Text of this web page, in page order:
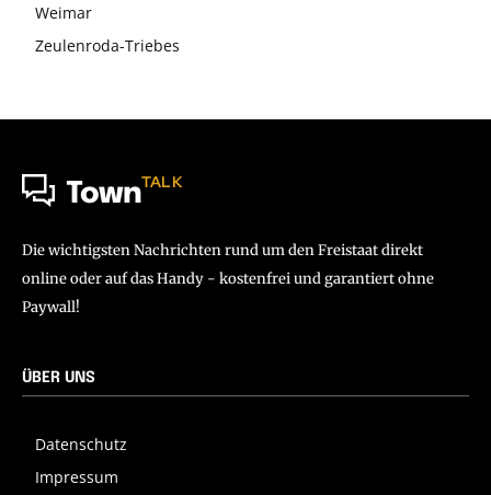
Weimar
Zeulenroda-Triebes
TownTALK
Die wichtigsten Nachrichten rund um den Freistaat direkt
online oder auf das Handy - kostenfrei und garantiert ohne
Paywall!
ÜBER UNS
Datenschutz
Impressum